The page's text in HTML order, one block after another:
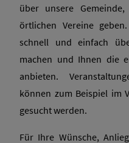
über unsere
örtlichen Vereine
schnell und einfach
machen und Ihnen die
anbieten.
können zum Beispiel im
gesucht werden.
Für Ihre Wünsche,